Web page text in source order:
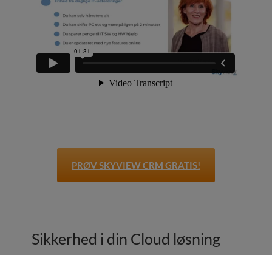
PRØV SKYVIEW CRM GRATIS!
Sikkerhed i din Cloud løsning